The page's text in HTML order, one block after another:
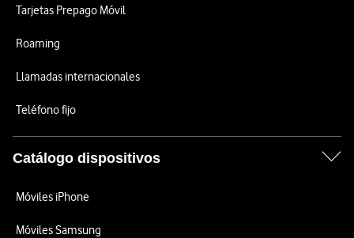
Tarjetas Prepago Móvil
Roaming
Llamadas internacionales
Teléfono fijo
Catálogo dispositivos
Móviles iPhone
Móviles Samsung